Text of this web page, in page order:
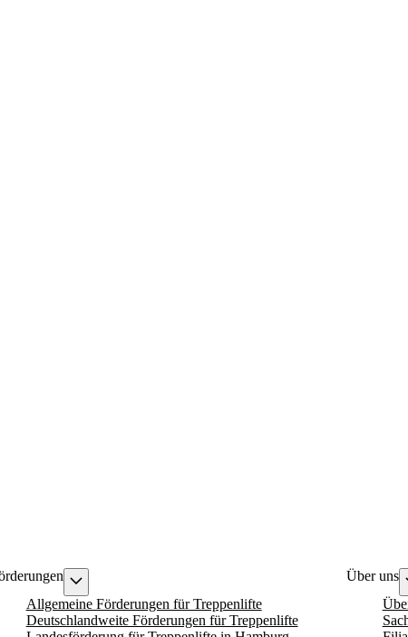
Allgemeine Förderungen für Treppenlifte
Deutschlandweite Förderungen für Treppenlifte
Über uns